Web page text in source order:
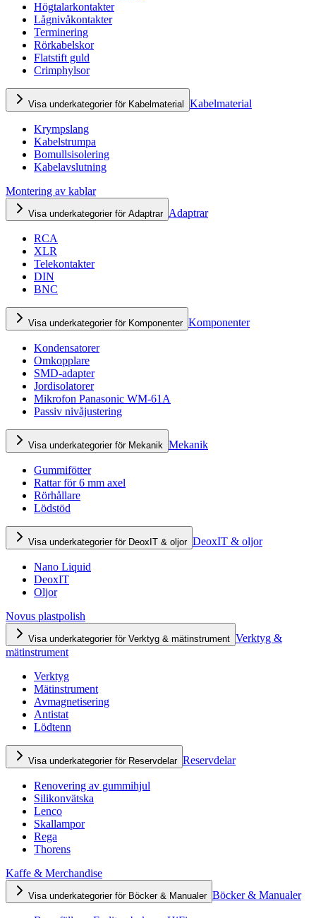
Högtalarkontakter
Lågnivåkontakter
Terminering
Rörkabelskor
Flatstift guld
Crimphylsor
Visa underkategorier för Kabelmaterial Kabelmaterial
Krympslang
Kabelstrumpa
Bomullsisolering
Kabelavslutning
Montering av kablar
Visa underkategorier för Adaptrar Adaptrar
RCA
XLR
Telekontakter
DIN
BNC
Visa underkategorier för Komponenter Komponenter
Kondensatorer
Omkopplare
SMD-adapter
Jordisolatorer
Mikrofon Panasonic WM-61A
Passiv nivåjustering
Visa underkategorier för Mekanik Mekanik
Gummifötter
Rattar för 6 mm axel
Rörhållare
Lödstöd
Visa underkategorier för DeoxIT & oljor DeoxIT & oljor
Nano Liquid
DeoxIT
Oljor
Novus plastpolish
Visa underkategorier för Verktyg & mätinstrument Verktyg &
mätinstrument
Verktyg
Mätinstrument
Avmagnetisering
Antistat
Lödtenn
Visa underkategorier för Reservdelar Reservdelar
Renovering av gummihjul
Silikonvätska
Lenco
Skallampor
Rega
Thorens
Kaffe & Merchandise
Visa underkategorier för Böcker & Manualer Böcker & Manualer